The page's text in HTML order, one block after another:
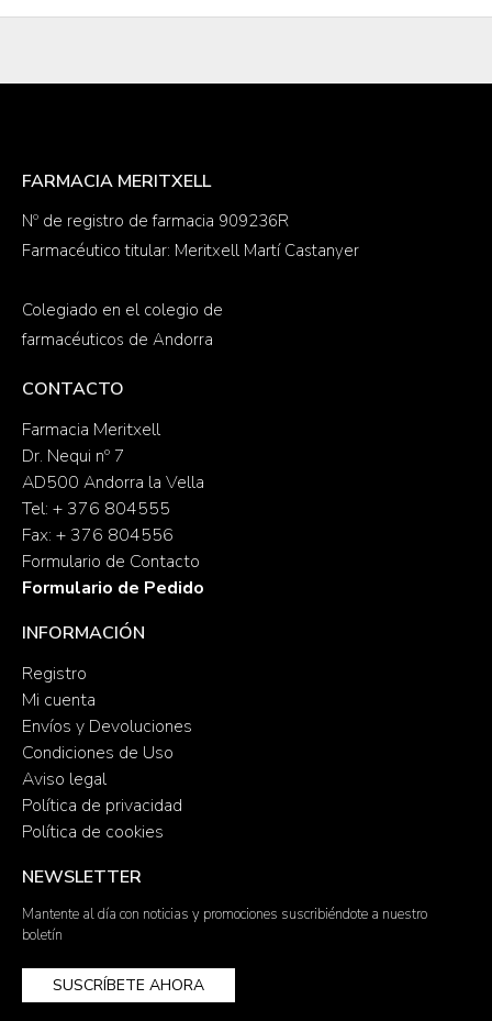
FARMACIA MERITXELL
Nº de registro de farmacia 909236R
Farmacéutico titular: Meritxell Martí Castanyer
Colegiado en el colegio de
farmacéuticos de Andorra
CONTACTO
Farmacia Meritxell
Dr. Nequi nº 7
AD500 Andorra la Vella
Tel: + 376 804555
Fax: + 376 804556
Formulario de Contacto
Formulario de Pedido
INFORMACIÓN
Registro
Mi cuenta
Envíos y Devoluciones
Condiciones de Uso
Aviso legal
Política de privacidad
Política de cookies
NEWSLETTER
Mantente al día con noticias y promociones suscribiéndote a nuestro
boletín
SUSCRÍBETE AHORA